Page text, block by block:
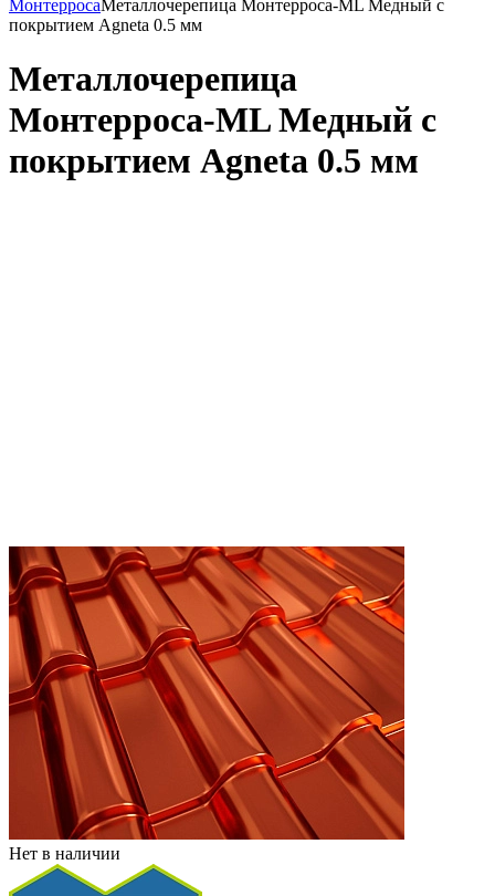
МонтерросаМеталлочерепица Монтерроса-ML Медный с
покрытием Agneta 0.5 мм
Металлочерепица
Монтерроса-ML Медный с
покрытием Agneta 0.5 мм
Нет в наличии